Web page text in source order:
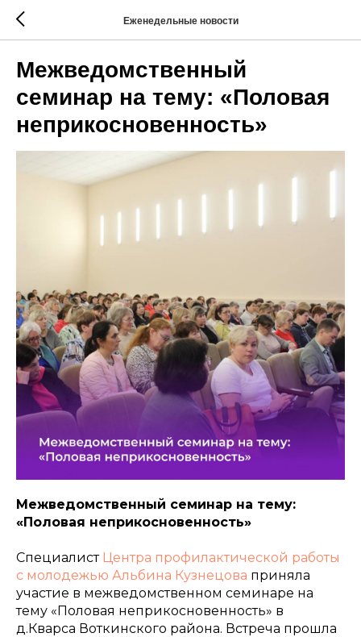
Еженедельные новости
Межведомственный
семинар на тему: «Половая
неприкосновенность»
Межведомственный семинар на тему:
«Половая неприкосновенность»
Специалист Центра профилактической работы
с молодежью Альбина Кузнецова приняла
участие в межведомственном семинаре на
тему «Половая неприкосновенность» в
д.Кварса Воткинского района. Встреча прошла